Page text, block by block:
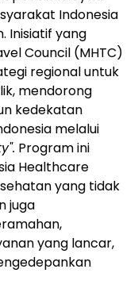
Indonesia
Inisiatif yang
Council (MHTC)
regional untuk
mendorong
kedekatan
melalui
Program ini
Healthcare
yang tidak
juga
yang lancar,